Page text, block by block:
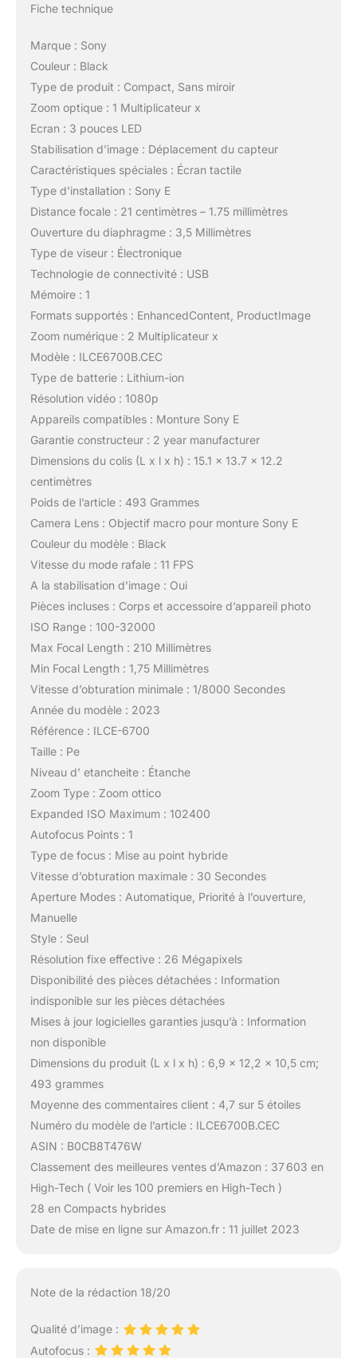
Fiche technique
Marque : Sony
Couleur : Black
Type de produit : Compact, Sans miroir
Zoom optique : 1 Multiplicateur x
Ecran : 3 pouces LED
Stabilisation d’image : Déplacement du capteur
Caractéristiques spéciales : Écran tactile
Type d’installation : Sony E
Distance focale : 21 centimètres – 1.75 millimètres
Ouverture du diaphragme : 3,5 Millimètres
Type de viseur : Électronique
Technologie de connectivité : USB
Mémoire : 1
Formats supportés : EnhancedContent, ProductImage
Zoom numérique : 2 Multiplicateur x
Modèle : ILCE6700B.CEC
Type de batterie : Lithium-ion
Résolution vidéo : 1080p
Appareils compatibles : Monture Sony E
Garantie constructeur : 2 year manufacturer
Dimensions du colis (L x l x h) : 15.1 x 13.7 x 12.2
centimètres
Poids de l’article : 493 Grammes
Camera Lens : Objectif macro pour monture Sony E
Couleur du modèle : Black
Vitesse du mode rafale : 11 FPS
A la stabilisation d’image : Oui
Pièces incluses : Corps et accessoire d’appareil photo
ISO Range : 100-32000
Max Focal Length : 210 Millimètres
Min Focal Length : 1,75 Millimètres
Vitesse d’obturation minimale : 1/8000 Secondes
Année du modèle : 2023
Référence : ILCE-6700
Taille : Pe
Niveau d’ etancheite : Étanche
Zoom Type : Zoom ottico
Expanded ISO Maximum : 102400
Autofocus Points : 1
Type de focus : Mise au point hybride
Vitesse d’obturation maximale : 30 Secondes
Aperture Modes : Automatique, Priorité à l’ouverture,
Manuelle
Style : Seul
Résolution fixe effective : 26 Mégapixels
Disponibilité des pièces détachées : Information
indisponible sur les pièces détachées
Mises à jour logicielles garanties jusqu’à : Information
non disponible
Dimensions du produit (L x l x h) : 6,9 x 12,2 x 10,5 cm;
493 grammes
Moyenne des commentaires client : 4,7 sur 5 étoiles
Numéro du modèle de l’article : ILCE6700B.CEC
ASIN : B0CB8T476W
Classement des meilleures ventes d’Amazon : 37 603 en
High-Tech ( Voir les 100 premiers en High-Tech )
28 en Compacts hybrides
Date de mise en ligne sur Amazon.fr : 11 juillet 2023
Note de la rédaction 18/20
Qualité d’image :
Autofocus :